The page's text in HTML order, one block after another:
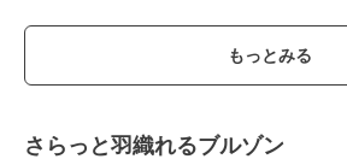
もっとみる
さらっと羽織れるブルゾン